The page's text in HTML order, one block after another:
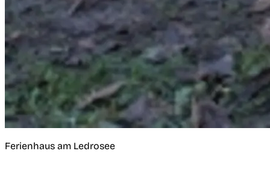
Ferienhaus am Ledrosee